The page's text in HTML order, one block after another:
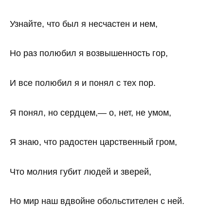
Узнайте, что был я несчастен и нем,
Но раз полюбил я возвышенность гор,
И все полюбил я и понял с тех пор.
Я понял, но сердцем,— о, нет, не умом,
Я знаю, что радостен царственный гром,
Что молния губит людей и зверей,
Но мир наш вдвойне обольстителен с ней.